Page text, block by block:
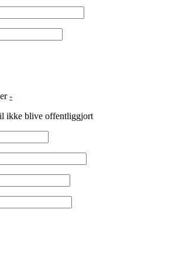
-
ikke blive offentliggjort